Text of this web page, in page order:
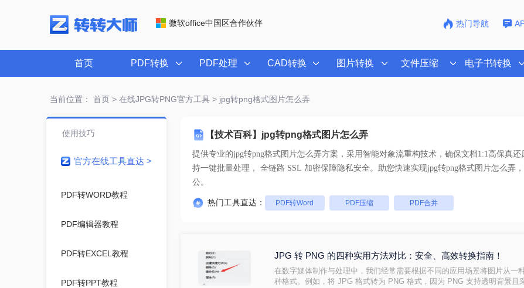
微软office中国区合作伙伴 热门导航
首页 PDF转换 PDF处理 CAD转换 图片转换 文件压缩 电子书转换
当前位置： 首页> 在线JPG转PNG官方工具> jpg转png格式图片怎么弄
【技术百科】jpg转png格式图片怎么弄
提供专业的jpg转png格式图片怎么弄方案，采用智能对象流重构技术，确保文档1:1高保真还
持一键批量处理， 全链路 SSL 加密保障隐私安全。助您快速实现jpg转png格式图片怎么弄
公。
热门工具直达： PDF转Word PDF压缩 PDF合并
使用技巧
官方在线工具直达 >
PDF转WORD教程
PDF编辑器教程
PDF转EXCEL教程
PDF转PPT教程
JPG 转 PNG 的四种实用方法对比：安全、高效转换指南！
在数字媒体制作与处理中，我们经常需要根据不同的应用场景将图片从一
种格式。例如，将 JPG 格式转为 PNG 格式，因为 PNG 支持透明背景且